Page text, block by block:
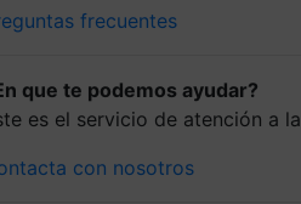
frecuentes
que te podemos ayudar?
es el servicio de atención a
con nosotros